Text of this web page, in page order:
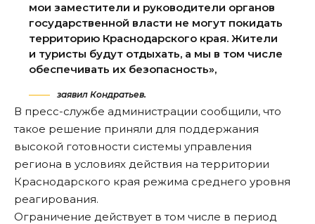
мои заместители и руководители органов
государственной власти не могут покидать
территорию Краснодарского края. Жители
и туристы будут отдыхать, а мы в том числе
обеспечивать их безопасность»,
заявил Кондратьев.
В пресс-службе администрации сообщили, что
такое решение приняли для поддержания
высокой готовности системы управления
региона в условиях действия на территории
Краснодарского края режима среднего уровня
реагирования.
Ограничение действует в том числе в период